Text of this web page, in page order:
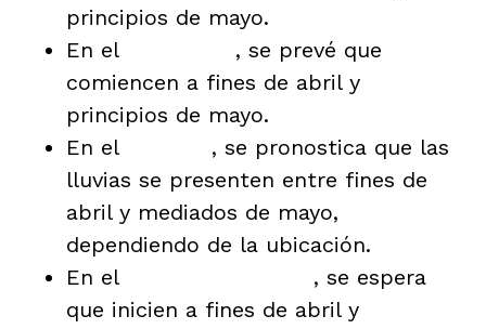
principios de mayo.
En el
, se prevé que
comiencen a fines de abril y
principios de mayo.
En el
, se pronostica que las
lluvias se presenten entre fines de
abril y mediados de mayo,
dependiendo de la ubicación.
En el
, se espera
que inicien a fines de abril y